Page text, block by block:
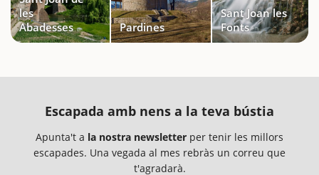
les
Abadesses
Pardines
Sant Joan les
Fonts
Escapada amb nens a la teva bústia
Apunta't a la nostra newsletter per tenir les millors
escapades. Una vegada al mes rebràs un correu que
t'agradarà.